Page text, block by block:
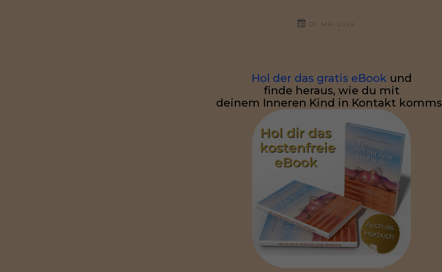
01. MAI 2024
Hol der das gratis eBook und
finde heraus, wie du mit
deinem Inneren Kind in Kontakt